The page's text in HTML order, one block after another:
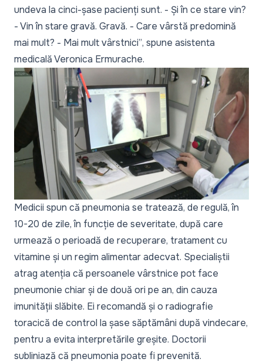
undeva la cinci-șase pacienți sunt. - Și în ce stare vin?
- Vin în stare gravă. Gravă. - Care vârstă predomină
mai mult? - Mai mult vârstnici”, spune asistenta
medicală Veronica Ermurache.
Medicii spun că pneumonia se tratează, de regulă, în
10-20 de zile, în funcție de severitate, după care
urmează o perioadă de recuperare, tratament cu
vitamine și un regim alimentar adecvat. Specialiștii
atrag atenția că persoanele vârstnice pot face
pneumonie chiar și de două ori pe an, din cauza
imunității slăbite. Ei recomandă și o radiografie
toracică de control la șase săptămâni după vindecare,
pentru a evita interpretările greșite. Doctorii
subliniază că pneumonia poate fi prevenită.